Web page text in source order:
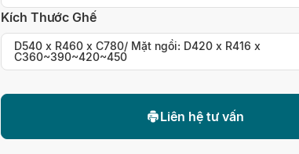
Kích Thước Ghế
D540 x R460 x C780/ Mặt ngồi: D420 x R416 x
C360~390~420~450
Liên hệ tư vấn